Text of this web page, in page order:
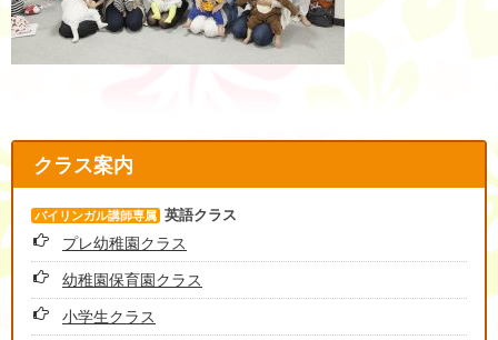
クラス案内
バイリンガル講師専属 英語クラス
プレ幼稚園クラス
幼稚園保育園クラス
小学生クラス